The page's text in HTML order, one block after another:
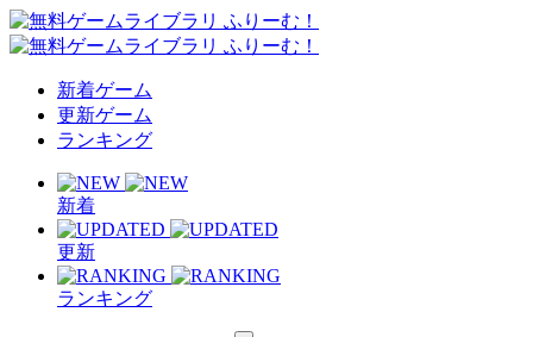
新着ゲーム
更新ゲーム
ランキング
新着
更新
ランキング